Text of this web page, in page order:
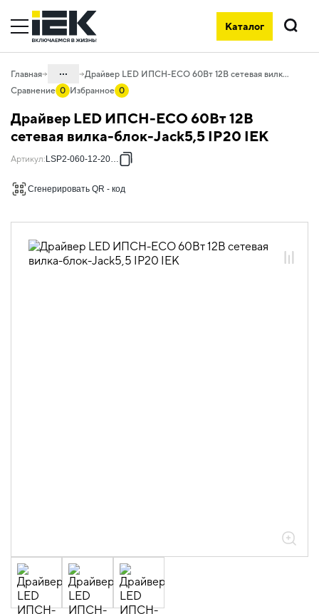
Каталог
Поиск
Главная ...
10. Светотехника
10.01 Источники света
10.01.02.01.03 Источники питания для
Драйвер LED ИПСН-ECO 60Вт 12В сетевая вилка-блок-Jack5,5 IP20 IEK
Сравнение 0 Избранное 0
Драйвер LED ИПСН-ECO 60Вт 12В
сетевая вилка-блок-Jack5,5 IP20 IEK
Артикул: LSP2-060-12-20-11
Сгенерировать QR - код